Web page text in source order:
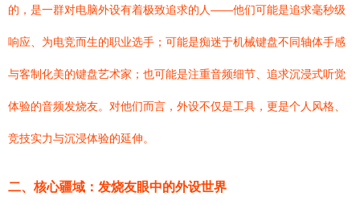
的，是一群对电脑外设有着极致追求的人——他们可能是追求毫秒级
响应、为电竞而生的职业选手；可能是痴迷于机械键盘不同轴体手感
与客制化美的键盘艺术家；也可能是注重音频细节、追求沉浸式听觉
体验的音频发烧友。对他们而言，外设不仅是工具，更是个人风格、
竞技实力与沉浸体验的延伸。
二、核心疆域：发烧友眼中的外设世界